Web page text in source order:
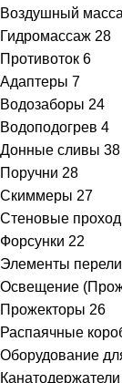
Воздушный
Гидромассаж 28
Противоток 6
Адаптеры 7
Водозаборы 24
Водоподогрев 4
Донные сливы 38
Поручни 28
Скиммеры 27
Стеновые
Форсунки 22
Элементы
Освещение
Прожекторы 26
Распаячные
Оборудование
Канатодержатели